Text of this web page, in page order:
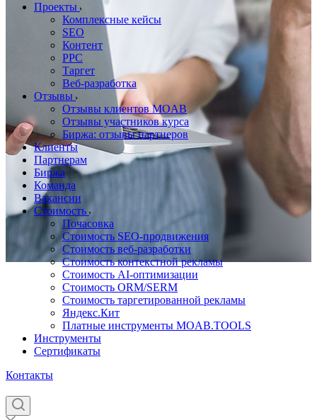
Проекты
Комплексные кейсы
SEO
Контент
PPC
Таргет
Веб-разработка
Отзывы
Отзывы клиентов MOAB
Отзывы участников курса
Биржа: отзывы партнеров
Клиенты
Партнерам
Биржа
Команда
Вакансии
Стоимость
Почасовка
Стоимость SEO-продвижения
Стоимость веб-разработки
Стоимость контекстной рекламы
Стоимость AI-оптимизации
Стоимость ORM/SERM
Стоимость таргетированной рекламы
Яндекс.Кит
Платные инструменты MOAB.TOOLS
Инструменты
Сертификаты
Контакты